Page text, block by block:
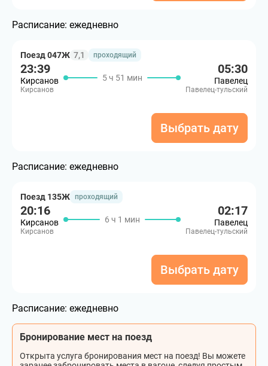
Расписание: ежедневно
Поезд 047Ж 7,1 проходящий
23:39
Кирсанов
Кирсанов
5 ч 51 мин
05:30
Павелец
Павелец-тульский
Выбрать дату
Расписание: ежедневно
Поезд 135Ж проходящий
20:16
Кирсанов
Кирсанов
6 ч 1 мин
02:17
Павелец
Павелец-тульский
Выбрать дату
Расписание: ежедневно
Бронирование мест на поезд
Открыта услуга бронирования мест на поезд! Вы можете